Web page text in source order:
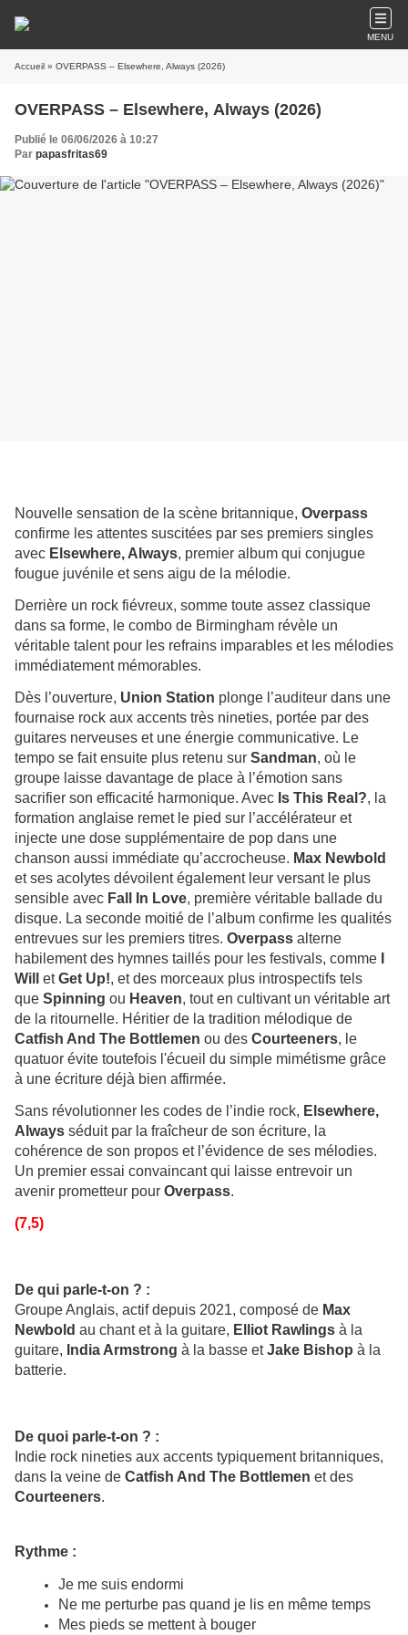
MENU
Accueil » OVERPASS – Elsewhere, Always (2026)
OVERPASS – Elsewhere, Always (2026)
Publié le 06/06/2026 à 10:27
Par papasfritas69
Nouvelle sensation de la scène britannique, Overpass
confirme les attentes suscitées par ses premiers singles
avec Elsewhere, Always, premier album qui conjugue
fougue juvénile et sens aigu de la mélodie.
Derrière un rock fiévreux, somme toute assez classique
dans sa forme, le combo de Birmingham révèle un
véritable talent pour les refrains imparables et les mélodies
immédiatement mémorables.
Dès l’ouverture, Union Station plonge l’auditeur dans une
fournaise rock aux accents très nineties, portée par des
guitares nerveuses et une énergie communicative. Le
tempo se fait ensuite plus retenu sur Sandman, où le
groupe laisse davantage de place à l’émotion sans
sacrifier son efficacité harmonique. Avec Is This Real?, la
formation anglaise remet le pied sur l’accélérateur et
injecte une dose supplémentaire de pop dans une
chanson aussi immédiate qu’accrocheuse. Max Newbold
et ses acolytes dévoilent également leur versant le plus
sensible avec Fall In Love, première véritable ballade du
disque. La seconde moitié de l’album confirme les qualités
entrevues sur les premiers titres. Overpass alterne
habilement des hymnes taillés pour les festivals, comme
Will etGet Up!, et des morceaux plus introspectifs tels
que Spinning ou Heaven, tout en cultivant un véritable art
de la ritournelle. Héritier de la tradition mélodique de
Catfish And The Bottlemen ou des Courteeners, le
quatuor évite toutefois l'écueil du simple mimétisme grâce
à une écriture déjà bien affirmée.
Sans révolutionner les codes de l’indie rock, Elsewhere,
Always séduit par la fraîcheur de son écriture, la
cohérence de son propos et l’évidence de ses mélodies.
Un premier essai convaincant qui laisse entrevoir un
avenir prometteur pour Overpass.
(7,5)
De qui parle-t-on ? :
Groupe Anglais, actif depuis 2021, composé de Max
Newbold au chant et à la guitare, Elliot Rawlings à la
guitare, India Armstrong à la basse etJake Bishop à la
batterie.
De quoi parle-t-on ? :
Indie rock nineties aux accents typiquement britanniques,
dans la veine de Catfish And The Bottlemen et des
Courteeners.
Rythme :
Je me suis endormi
Ne me perturbe pas quand je lis en même temps
Mes pieds se mettent à bouger